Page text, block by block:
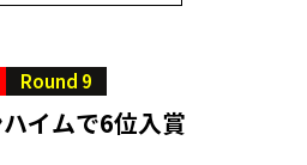
Round 9
イムで6位入賞